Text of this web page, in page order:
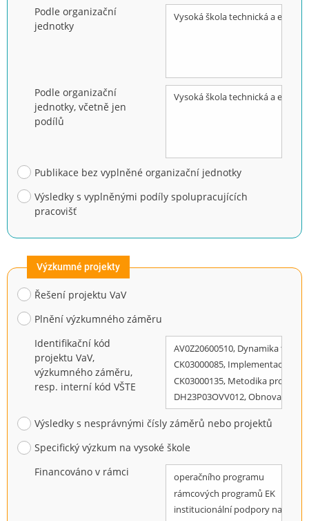
Podle organizační
jednotky
Podle organizační
jednotky, včetně jen
podílů
Publikace bez vyplněné organizační jednotky
Výsledky s vyplněnými podíly spolupracujících
pracovišť
Výzkumné projekty
Řešení projektu VaV
Plnění výzkumného záměru
Identifikační kód
projektu VaV,
výzkumného záměru,
resp. interní kód VŠTE
Výsledky s nesprávnými čísly záměrů nebo projektů
Specifický výzkum na vysoké škole
Financováno v rámci